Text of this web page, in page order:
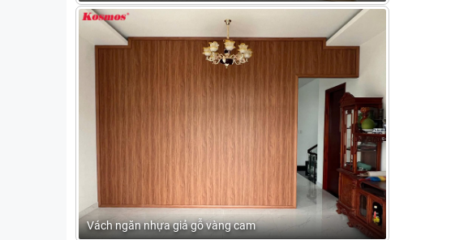
Vách ngăn nhựa giả gỗ vàng cam